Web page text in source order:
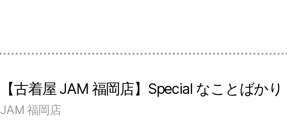
【古着屋 JAM 福岡店】Special なことばかり
JAM 福岡店